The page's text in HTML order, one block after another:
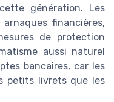
génération. Les
financières,
de protection
aussi naturel
bancaires, car les
petits livrets que les